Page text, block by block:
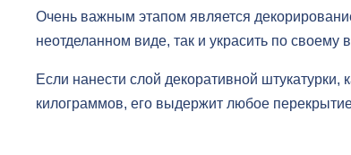
Очень важным этапом является
неотделанном виде, так и украсить по своему
Если нанести слой декоративной
килограммов, его выдержит любое